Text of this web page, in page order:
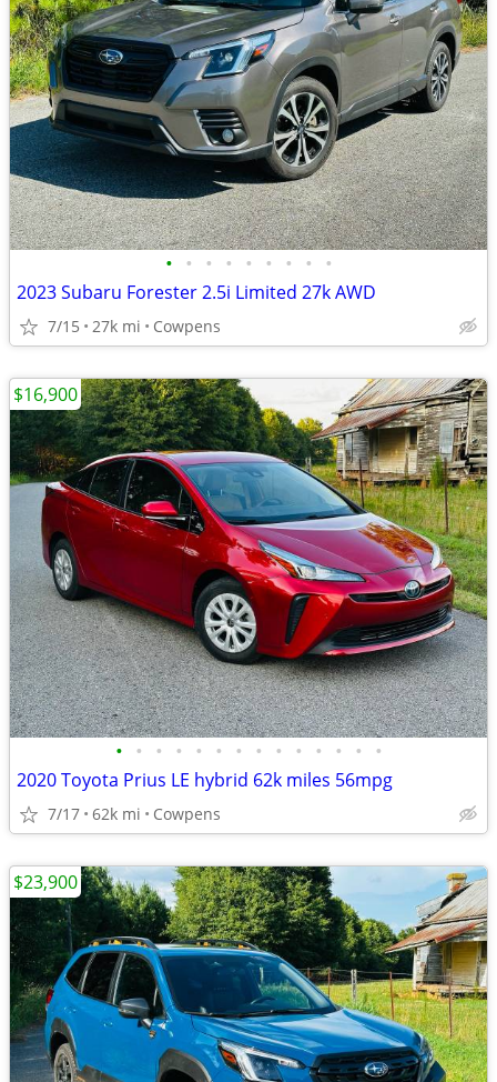
• • • • • • • • •
2023 Subaru Forester 2.5i Limited 27k AWD
7/15 27k mi Cowpens
• • • • • • • • • • • • • •
2020 Toyota Prius LE hybrid 62k miles 56mpg
7/17 62k mi Cowpens
$16,900
$23,900